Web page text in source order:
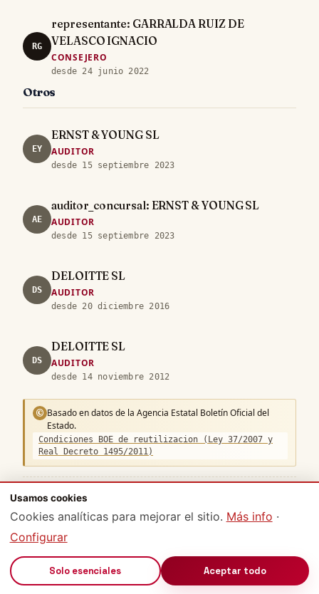
RG
representante: GARRALDA RUIZ DE
VELASCO IGNACIO
CONSEJERO
desde 24 junio 2022
Otros
EY
ERNST & YOUNG SL
AUDITOR
desde 15 septiembre 2023
AE
auditor_concursal: ERNST & YOUNG SL
AUDITOR
desde 15 septiembre 2023
DS
DELOITTE SL
AUDITOR
desde 20 diciembre 2016
DS
DELOITTE SL
AUDITOR
desde 14 noviembre 2012
© Basado en datos de la Agencia Estatal Boletín Oficial del
Estado.
Condiciones BOE de reutilizacion (Ley 37/2007 y
Real Decreto 1495/2011)
Licencia: Condiciones BOE de reutilizacion (Ley 37/2007 y Real Decreto
·RD 1784/1996 (RRM) + Ley 37/2007
Usamos cookies
Cookies analíticas para mejorar el sitio. Más info ·
Configurar
Solo esenciales Aceptar todo